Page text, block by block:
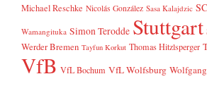
Michael Reschke Nicolás González Sasa Kalajdzic
Wamangituka Simon Terodde Stuttgart
Werder Bremen Tayfun Korkut Thomas Hitzlsperger
VfB VfL Bochum VfL Wolfsburg